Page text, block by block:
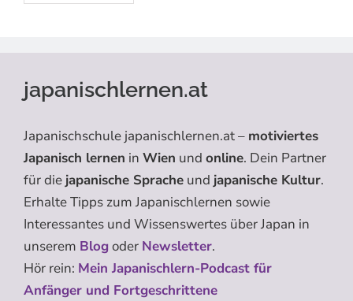
japanischlernen.at
Japanischschule japanischlernen.at – motiviertes
Japanisch lernen in Wien und online. Dein Partner
für die japanische Sprache und japanische Kultur.
Erhalte Tipps zum Japanischlernen sowie
Interessantes und Wissenswertes über Japan in
unserem Blogoder Newsletter.
Hör rein: Mein Japanischlern-Podcast für
Anfänger und Fortgeschrittene